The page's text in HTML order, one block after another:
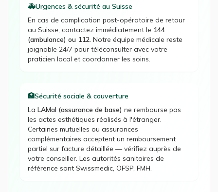
🚑Urgences & sécurité au Suisse
En cas de complication post-opératoire de retour
au Suisse, contactez immédiatement le 144
(ambulance) ou 112. Notre équipe médicale reste
joignable 24/7 pour téléconsulter avec votre
praticien local et coordonner les soins.
🏥Sécurité sociale & couverture
La LAMal (assurance de base) ne rembourse pas
les actes esthétiques réalisés à l'étranger.
Certaines mutuelles ou assurances
complémentaires acceptent un remboursement
partiel sur facture détaillée — vérifiez auprès de
votre conseiller. Les autorités sanitaires de
référence sont Swissmedic, OFSP, FMH.